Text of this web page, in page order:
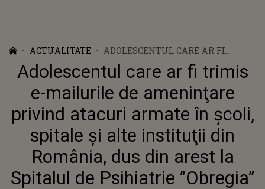
ACTUALITATE
ADOLESCENTUL CARE AR FI
TRIMIS E-MAILURILE DE
AMENINŢARE PRIVIND ATACURI
ARMATE ÎN ŞCOLI, SPITALE ŞI
ALTE INSTITUŢII DIN ROMÂNIA,
DUS DIN AREST LA SPITALUL DE
Adolescentul care ar fi trimis
e-mailurile de ameninţare
privind atacuri armate în şcoli,
spitale şi alte instituţii din
România, dus din arest la
Spitalul de Psihiatrie ”Obregia”